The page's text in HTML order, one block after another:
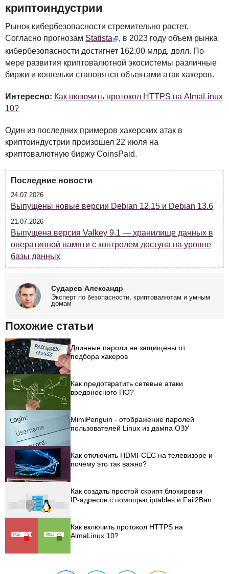
криптоиндустрии
Рынок кибербезопасности стремительно растет.
Согласно прогнозам Statista
, в 2023 году объем рынка
кибербезопасности достигнет 162,00 млрд. долл. По
мере развития криптовалютной экосистемы различные
биржи и кошельки становятся объектами атак хакеров.
Интересно: Как включить протокол HTTPS на AlmaLinux
10?
Один из последних примеров хакерских атак в
криптоиндустрии произошел 22 июля на
криптовалютную биржу CoinsPaid.
Последние новости
24.07.2026
Выпущены новые версии Debian 12.15 и Debian 13.6
21.07.2026
Выпущена версия Valkey 9.1 — хранилище данных в
оперативной памяти с контролем доступа на уровне
базы данных
Сударев Александр
Эксперт по безопасности, криптовалютам и умным
домам
Похожие статьи
Длинные пароли не защищены от
подбора хакеров
Как предотвратить сетевые атаки
вредоносного ПО?
MimiPenguin - отображение паролей
пользователей Linux из дампа ОЗУ
Как отключить HDMI-CEC на телевизоре и
почему это так важно?
Как создать простой скрипт блокировки
IP-адресов с помощью iptables и Fail2Ban
Как включить протокол HTTPS на
AlmaLinux 10?